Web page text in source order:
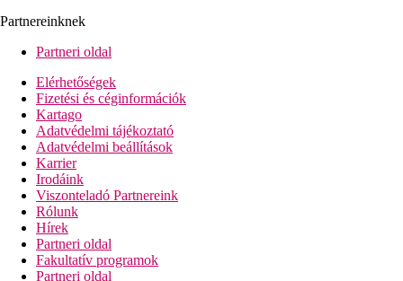
Partnereinknek
Partneri oldal
Elérhetőségek
Fizetési és céginformációk
Kartago
Adatvédelmi tájékoztató
Adatvédelmi beállítások
Karrier
Irodáink
Viszonteladó Partnereink
Rólunk
Hírek
Partneri oldal
Fakultatív programok
Partneri oldal